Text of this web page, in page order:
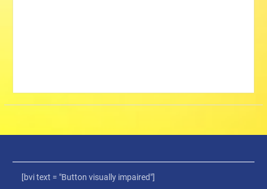
[bvi text = "Button visually impaired"]